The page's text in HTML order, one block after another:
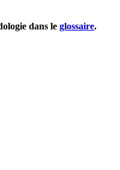
dans le glossaire.